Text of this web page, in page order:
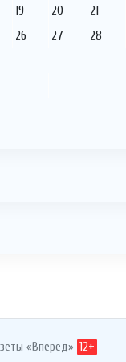
19 20 21
26 27 28
«Вперед» 12+